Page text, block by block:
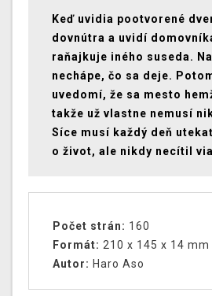
Keď uvidia pootvorené
dovnútra a uvidí
raňajkuje iného suseda.
nechápe, čo sa deje.
uvedomí, že sa mesto
takže už vlastne nemusí
Síce musí každý deň
o život, ale nikdy necítil
Počet strán: 160
Formát: 210 x 145 x 14 mm
Autor: Haro Aso